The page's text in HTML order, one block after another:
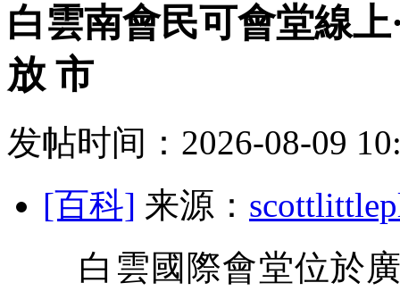
白雲南會民可會堂線
放 市
发帖时间：2026-08-09
[百科] 来源：
白雲國際會堂位於廣